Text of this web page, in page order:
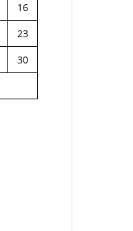
16
23
30